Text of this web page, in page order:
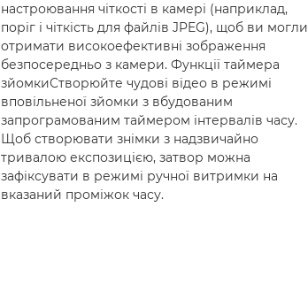
настроювання чіткості в камері (наприклад,
поріг і чіткість для файлів JPEG), щоб ви могли
отримати високоефективні зображення
безпосередньо з камери. Функції таймера
зйомкиСтворюйте чудові відео в режимі
вповільненої зйомки з вбудованим
запрограмованим таймером інтервалів часу.
Щоб створювати знімки з надзвичайно
тривалою експозицією, затвор можна
зафіксувати в режимі ручної витримки на
вказаний проміжок часу.